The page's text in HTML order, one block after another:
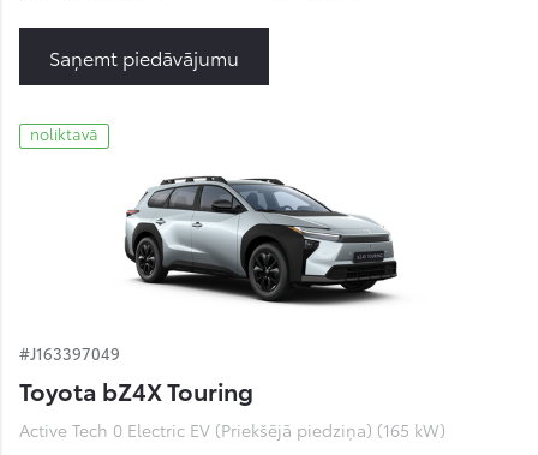
Saņemt piedāvājumu
noliktavā
#J163397049
Toyota bZ4X Touring
Active Tech 0 Electric EV (Priekšējā piedziņa) (165 kW)